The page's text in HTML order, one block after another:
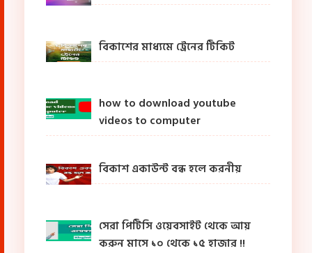
বিকাশের মাধ্যমে ট্রেনের টিকিট
how to download youtube
videos to computer
বিকাশ একাউন্ট বন্ধ হলে করনীয়
সেরা পিটিসি ওয়েবসাইট থেকে আয়
করুন মাসে ১০ থেকে ১৫ হাজার !!